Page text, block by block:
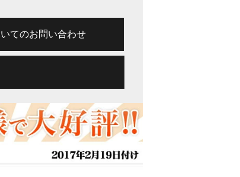
てのお問い合わせ